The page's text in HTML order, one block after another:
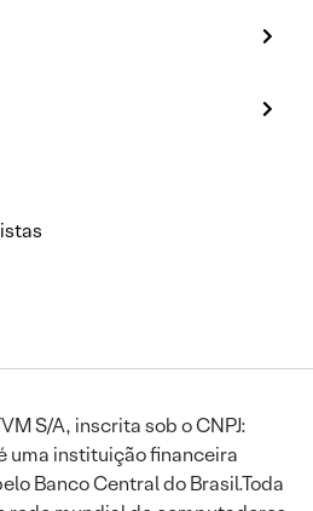
S/A, inscrita sob o CNPJ:
instituição financeira
Banco Central do Brasil.Toda